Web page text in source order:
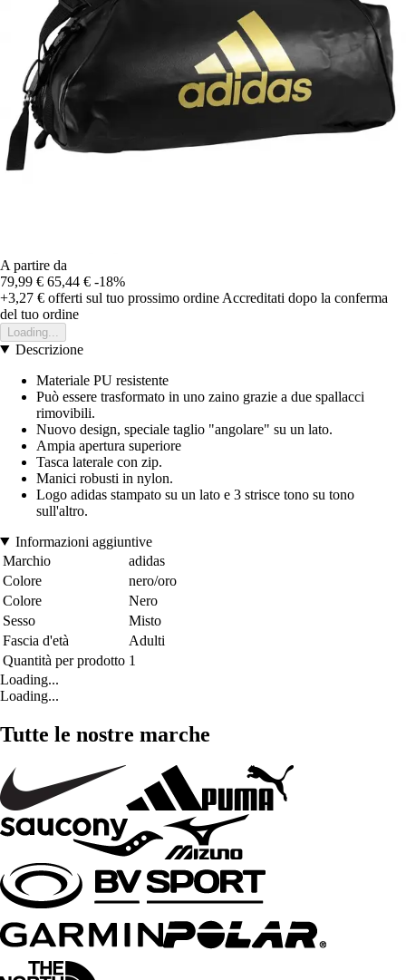
A partire da
79,99 € 65,44 € -18%
+3,27 € offerti sul tuo prossimo ordine Accreditati dopo la conferma
del tuo ordine
Loading...
Descrizione
Materiale PU resistente
Può essere trasformato in uno zaino grazie a due spallacci
rimovibili.
Nuovo design, speciale taglio "angolare" su un lato.
Ampia apertura superiore
Tasca laterale con zip.
Manici robusti in nylon.
Logo adidas stampato su un lato e 3 strisce tono su tono
sull'altro.
Informazioni aggiuntive
Marchio
adidas
Colore
nero/oro
Colore
Nero
Sesso
Misto
Fascia d'età
Adulti
Quantità per prodotto 1
Loading...
Loading...
Tutte le nostre marche